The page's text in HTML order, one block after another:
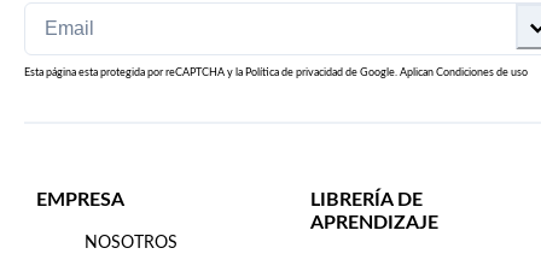
Esta página esta protegida por reCAPTCHA y la Política de privacidad de Google. Aplican Condiciones de uso
EMPRESA
NOSOTROS
LIBRERÍA DE
APRENDIZAJE